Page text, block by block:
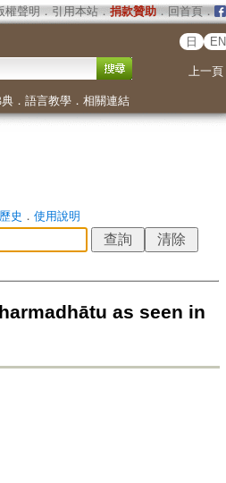
權聲明 ． 引用本站． 捐款贊助．回首頁．
日 EN
上一頁
． 語言教學． 相關連結
史 ． 使用說明
as seen in